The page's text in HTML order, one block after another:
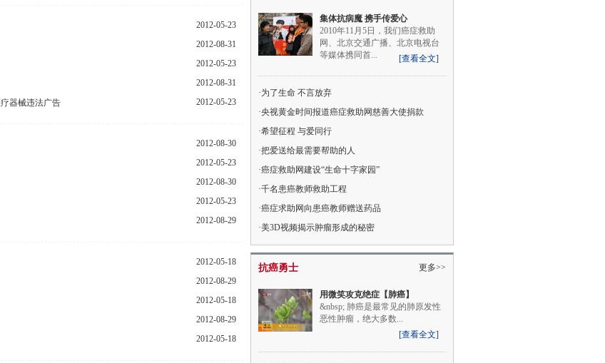
2012-05-23
2012-08-31
2012-05-23
2012-08-31
器械违法广告
2012-05-23
2012-08-30
2012-05-23
2012-08-30
2012-05-23
2012-08-29
2012-05-18
2012-08-29
2012-05-18
2012-08-29
2012-05-18
集体抗病魔 携手传爱心
2010年11月5日，我们癌症救助
网、北京交通广播、北京电视台
等媒体携同首...
[查看全文]
为了生命 不言放弃
央视黄金时间报道癌症救助网慈善大使捐款
希望征程 与爱同行
把爱送给最需要帮助的人
癌症救助网建设“生命十字家园”
千名患癌教师救助工程
癌症求助网向患癌教师赠送药品
美3D视频揭示肿瘤形成的秘密
抗癌勇士 更多>>
用微笑攻克绝症【肺癌】
&nbsp; 肺癌是最常见的肺原发性
恶性肿瘤，绝大多数...
[查看全文]